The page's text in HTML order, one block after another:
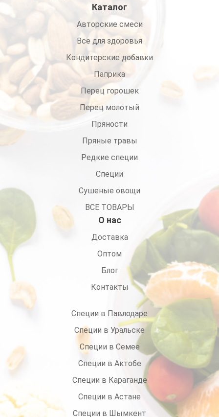
Каталог
Авторские смеси
Все для здоровья
Кондитерские добавки
Паприка
Перец горошек
Перец молотый
Пряности
Пряные травы
Редкие специи
Специи
Сушеные овощи
ВСЕ ТОВАРЫ
О нас
Доставка
Оптом
Блог
Контакты
Специи в Павлодаре
Специи в Уральске
Специи в Семее
Специи в Актобе
Специи в Караганде
Специи в Астане
Специи в Шымкент